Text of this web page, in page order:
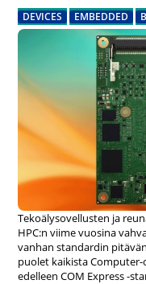
DEVICES EMBEDDED
Tekoälysovellusten ja
HPC:n viime vuosina
vanhan standardin
puolet kaikista
edelleen COM Express -